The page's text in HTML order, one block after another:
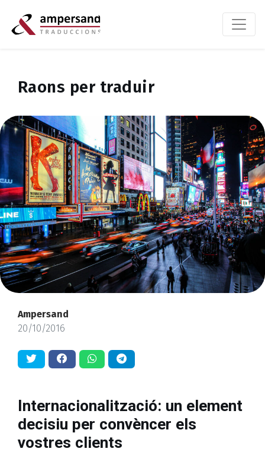
Raons per traduir
Ampersand
20/10/2016
Internacionalització: un element
decisiu per convèncer els
vostres clients